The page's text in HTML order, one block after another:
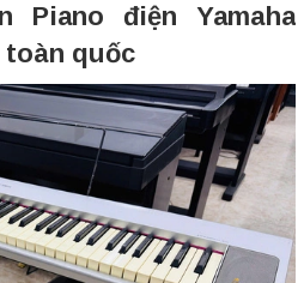
Piano điện Yamaha
toàn quốc